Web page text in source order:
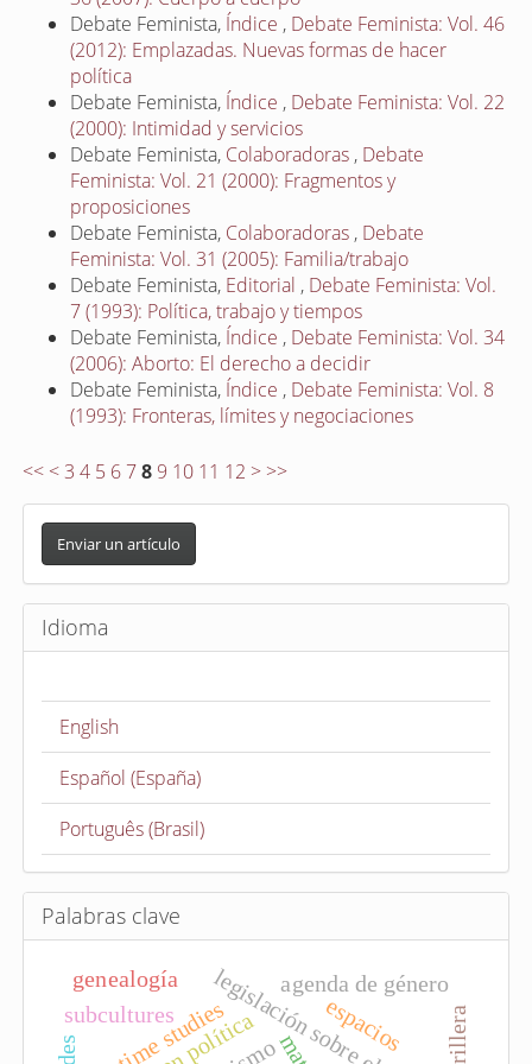
Debate Feminista, Índice , Debate Feminista: Vol. 46
(2012): Emplazadas. Nuevas formas de hacer
política
Debate Feminista, Índice , Debate Feminista: Vol. 22
(2000): Intimidad y servicios
Debate Feminista, Colaboradoras , Debate
Feminista: Vol. 21 (2000): Fragmentos y
proposiciones
Debate Feminista, Colaboradoras , Debate
Feminista: Vol. 31 (2005): Familia/trabajo
Debate Feminista, Editorial , Debate Feminista: Vol.
7 (1993): Política, trabajo y tiempos
Debate Feminista, Índice , Debate Feminista: Vol. 34
(2006): Aborto: El derecho a decidir
Debate Feminista, Índice , Debate Feminista: Vol. 8
(1993): Fronteras, límites y negociaciones
<< < 3 4 5 6 7 8 9 10 11 12 > >>
E
v
i
a
c
l
Enviar un artículo
Idioma
English
Español (España)
Português (Brasil)
Palabras clave
agenda de género
time studies
subcultures espacios
genealogía